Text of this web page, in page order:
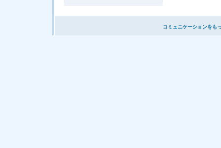
コミュニケーションをも